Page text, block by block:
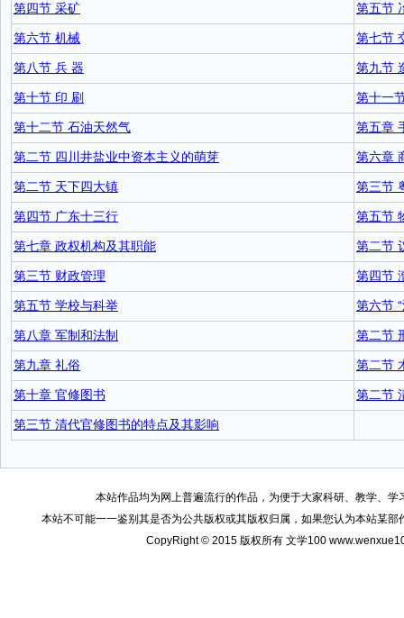
第四节 采矿 第五节
第六节 机械 第七节
第八节 兵 器 第九节
第十节 印 刷 第十一
第十二节 石油天然气 第五章
第二节 四川井盐业中资本主义的萌芽 第六章
第二节 天下四大镇 第三节
第四节 广东十三行 第五节
第七章 政权机构及其职能 第二节
第三节 财政管理 第四节
第五节 学校与科举 第六节
第八章 军制和法制 第二节
第九章 礼俗 第二节
第十章 官修图书 第二节
第三节 清代官修图书的特点及其影响
本站作品均为网上普遍流行的作品，为便于大家科研、教学、
本站不可能一一鉴别其是否为公共版权或其版权归属，如果您认为本站某
CopyRight © 2015 版权所有 文学100